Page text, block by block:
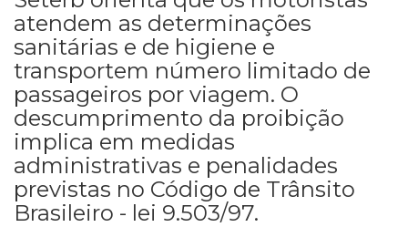
atendem as determinações
sanitárias e de higiene e
transportem número limitado de
passageiros por viagem. O
descumprimento da proibição
implica em medidas
administrativas e penalidades
previstas no Código de Trânsito
Brasileiro - lei 9.503/97.